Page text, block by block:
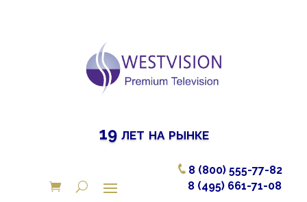
19 лет на рынке
8 (800) 555-77-82
8 (495) 661-71-08